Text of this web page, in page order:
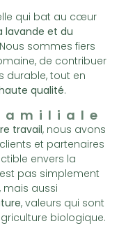
qui bat au cœur
lavande et du
sommes fiers
de contribuer
durable, tout en
qualité.
travail, nous avons
et partenaires
envers la
pas simplement
, mais aussi
, valeurs qui sont
biologique.